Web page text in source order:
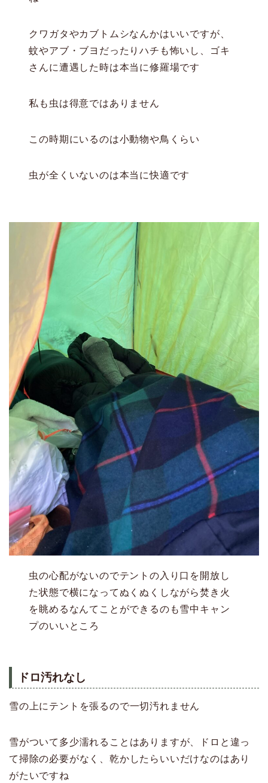
クワガタやカブトムシなんかはいいですが、
蚊やアブ・ブヨだったりハチも怖いし、ゴキ
さんに遭遇した時は本当に修羅場です
私も虫は得意ではありません
この時期にいるのは小動物や鳥くらい
虫が全くいないのは本当に快適です
虫の心配がないのでテントの入り口を開放し
た状態で横になってぬくぬくしながら焚き火
を眺めるなんてことができるのも雪中キャン
プのいいところ
ドロ汚れなし
雪の上にテントを張るので一切汚れません
雪がついて多少濡れることはありますが、ドロと違っ
て掃除の必要がなく、乾かしたらいいだけなのはあり
がたいですね